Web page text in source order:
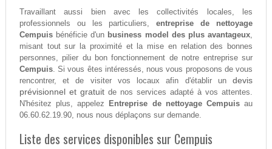
Travaillant aussi bien avec les collectivités locales, les
professionnels ou les particuliers,entreprise de nettoyage
Cempuisbénéficie d'un business model des plus avantageux,
misant tout sur la proximité et la mise en relation des bonnes
personnes, pilier du bon fonctionnement de notre entreprise sur
Cempuis. Si vous êtes intéressés, nous vous proposons de vous
rencontrer, et de visiter vos locaux afin d'établir undevis
prévisionnel et gratuitde nos services adapté à vos attentes.
N'hésitez plus, appelez
Entreprise de nettoyage Cempuisau
06.60.62.19.90, nous nous déplaçons sur demande.
Liste des services disponibles sur Cempuis